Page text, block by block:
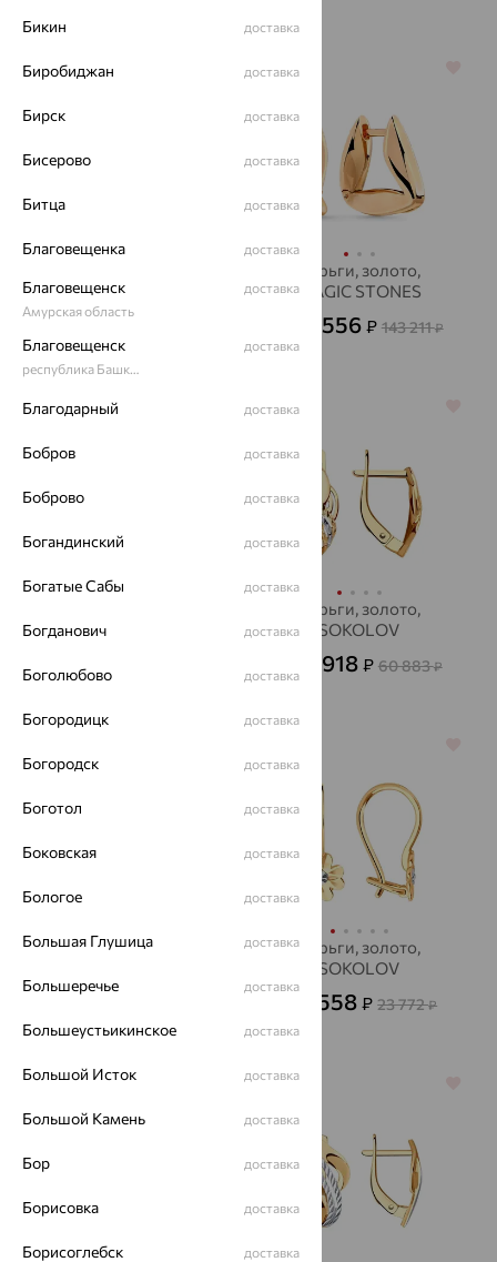
64%
MAGIC STONES
42 059
116 830
64%
Серьги, золото,
MAGIC STONES
51 556 ₽ 143 211₽
64%
SOKOLOV
24 059
64%
Серьги, золото,
SOKOLOV
21 918 ₽ 60 883₽
Серьги, золото,
14 990
Серьги, золото,
SOKOLOV
8 558₽ 23 772₽
64% 64%
Бикин доставка
Биробиджан доставка
Бирск доставка
Бисерово доставка
Битца доставка
Благовещенка доставка
Благовещенск
Амурская область
доставка
Благовещенск
республика Башкортостан
доставка
Благодарный доставка
Бобров доставка
Боброво доставка
Богандинский доставка
Богатые Сабы доставка
Богданович доставка
Боголюбово доставка
Богородицк доставка
Богородск доставка
Боготол доставка
Боковская доставка
Бологое доставка
Большая Глушица доставка
Большеречье доставка
Большеустьикинское доставка
Большой Исток доставка
Большой Камень доставка
Бор доставка
Борисовка доставка
Борисоглебск доставка